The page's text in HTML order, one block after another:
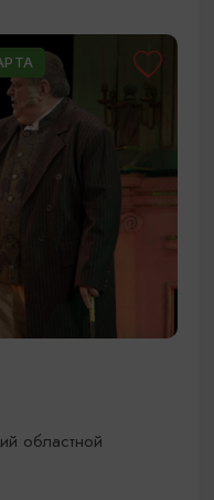
областной